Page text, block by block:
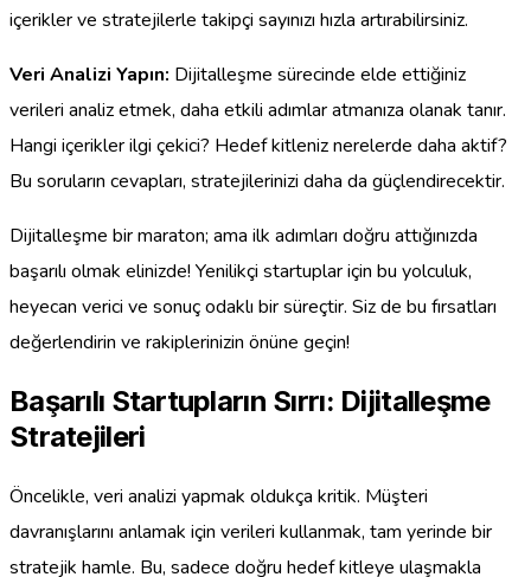
içerikler ve stratejilerle takipçi sayınızı hızla artırabilirsiniz.
Veri Analizi Yapın: Dijitalleşme sürecinde elde ettiğiniz
verileri analiz etmek, daha etkili adımlar atmanıza olanak tanır.
Hangi içerikler ilgi çekici? Hedef kitleniz nerelerde daha aktif?
Bu soruların cevapları, stratejilerinizi daha da güçlendirecektir.
Dijitalleşme bir maraton; ama ilk adımları doğru attığınızda
başarılı olmak elinizde! Yenilikçi startuplar için bu yolculuk,
heyecan verici ve sonuç odaklı bir süreçtir. Siz de bu fırsatları
değerlendirin ve rakiplerinizin önüne geçin!
Başarılı Startupların Sırrı: Dijitalleşme
Stratejileri
Öncelikle, veri analizi yapmak oldukça kritik. Müşteri
davranışlarını anlamak için verileri kullanmak, tam yerinde bir
stratejik hamle. Bu, sadece doğru hedef kitleye ulaşmakla